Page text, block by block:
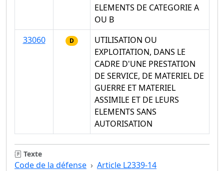
ELEMENTS DE CATEGORIE A
OU B
33060
D
UTILISATION OU
EXPLOITATION, DANS LE
CADRE D'UNE PRESTATION
DE SERVICE, DE MATERIEL DE
GUERRE ET MATERIEL
ASSIMILE ET DE LEURS
ELEMENTS SANS
AUTORISATION
Texte
Code de la défense Article L2339-14